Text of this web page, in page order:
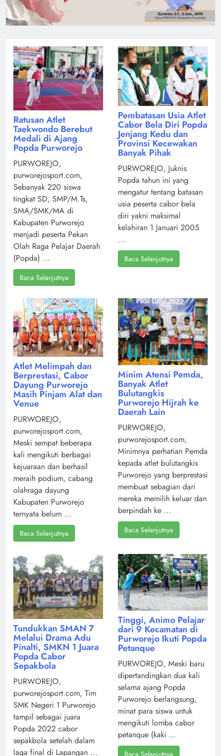
Ratusan Atlet
Taekwondo Berebut
Medali di Ajang
Popda Purworejo
PURWOREJO,
purworejosport.com,
Sebanyak 220 siswa
tingkat SD, SMP/M.Ts,
SMA/SMK/MA di
Kabupaten Purworejo
menjadi peserta Pekan
Olah Raga Pelajar Daerah
(Popda) ...
Baca Selanjutnya
Pembatasan Usia Atlet
Cabor Bela Diri Popda
Jenjang Kedu dan
Provinsi Kecewakan
Banyak Pihak
PURWOREJO, Juknis
Popda tahun ini yang
mengatur tentang batasan
usia peserta cabor bela
diri yakni maksimal
kelahiran 1 Januari 2005
...
Baca Selanjutnya
Atlet Melimpah dan
Berprestasi, Cabor
Dayung Purworejo
Masih Pinjam Alat dan
Venue
PURWOREJO,
purworejosport.com,
Meski sempat beberapa
kali mengikuti berbagai
kejuaraan dan berhasil
meraih podium, cabang
olahraga dayung
Kabupaten Purworejo
ternyata belum ...
Baca Selanjutnya
Minim Atensi Pemda,
Banyak Atlet
Bulutangkis
Purworejo Hijrah ke
Daerah Lain
PURWOREJO,
purworejosport.com,
Minimnya perhatian Pemda
kepada atlet bulutangkis
Purworejo yang berprestasi
membuat sebagian dari
mereka memilih keluar dan
berpindah ke ...
Baca Selanjutnya
Tundukkan SMAN 7
Melalui Drama Adu
Pinalti, SMKN 1 Juara
Popda Cabor
Sepakbola
PURWOREJO,
purworejosport.com, Tim
SMK Negeri 1 Purworejo
tampil sebagai juara
Popda 2022 cabor
sepakbola setelah dalam
laga final di Lapangan ...
Tinggi, Animo Pelajar
dari 9 Kecamatan di
Purworejo Ikuti Popda
Petanque
PURWOREJO, Meski baru
dipertandingkan dua kali
selama ajang Popda
Purworejo berlangsung,
minat para siswa untuk
mengikuti lomba cabor
petanque (kaki ...
Baca Selanjutnya